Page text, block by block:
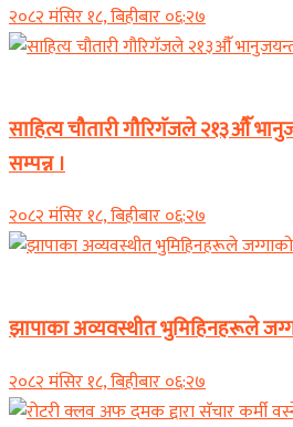
२०८२ मंसिर १८, बिहीबार ०६:२७
साहित्य चौतारी गौरिगॅजले २१३औॅ
सम्पन्न ।
२०८२ मंसिर १८, बिहीबार ०६:२७
झापाका अव्यवस्थीत भुमिहिनहरूले
२०८२ मंसिर १८, बिहीबार ०६:२७